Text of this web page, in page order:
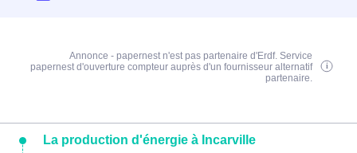
Annonce - papernest n'est pas partenaire d'Erdf. Service
papernest d'ouverture compteur auprès d'un fournisseur alternatif
partenaire.
La production d'énergie à Incarville